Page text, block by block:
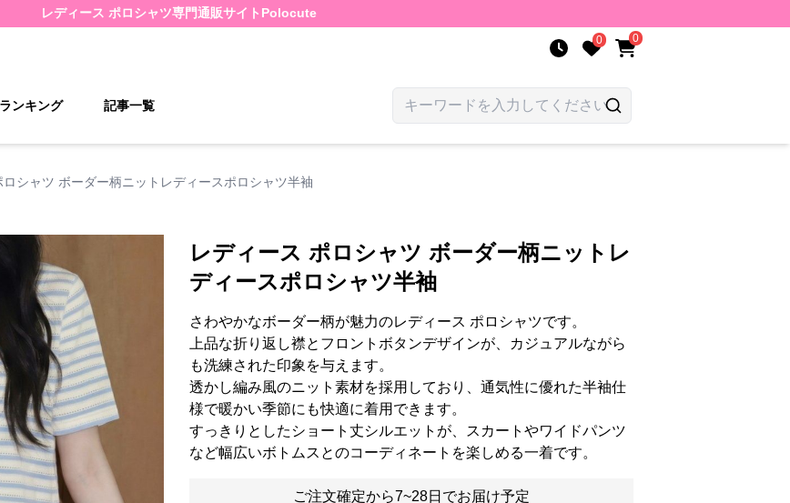
レディース ポロシャツ専門通販サイト Polocute
0 0
ンキング 記事一覧
ロシャツ ボーダー柄ニットレディースポロシャツ半袖
レディース ポロシャツ ボーダー柄ニットレ
ディースポロシャツ半袖
さわやかなボーダー柄が魅力のレディース ポロシャツです。
上品な折り返し襟とフロントボタンデザインが、カジュアルながら
も洗練された印象を与えます。
透かし編み風のニット素材を採用しており、通気性に優れた半袖仕
様で暖かい季節にも快適に着用できます。
すっきりとしたショート丈シルエットが、スカートやワイドパンツ
など幅広いボトムスとのコーディネートを楽しめる一着です。
ご注文確定から7~28日でお届け予定